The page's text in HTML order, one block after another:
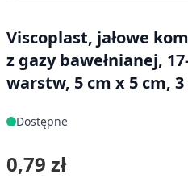
Viscoplast, jałowe
z gazy bawełnianej,
warstw, 5 cm x 5 cm, 3
Dostępne
0,79 zł